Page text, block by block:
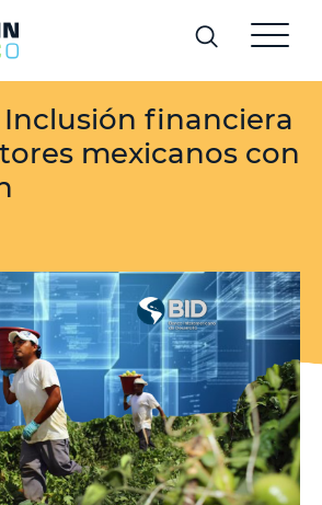
financiera
mexicanos con